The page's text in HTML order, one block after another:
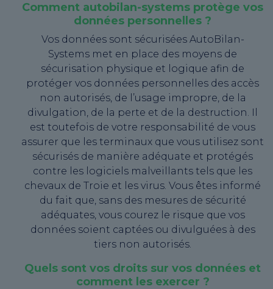
Comment autobilan-systems protège vos
données personnelles ?
Vos données sont sécurisées AutoBilan-
Systems met en place des moyens de
sécurisation physique et logique afin de
protéger vos données personnelles des accès
non autorisés, de l’usage impropre, de la
divulgation, de la perte et de la destruction. Il
est toutefois de votre responsabilité de vous
assurer que les terminaux que vous utilisez sont
sécurisés de manière adéquate et protégés
contre les logiciels malveillants tels que les
chevaux de Troie et les virus. Vous êtes informé
du fait que, sans des mesures de sécurité
adéquates, vous courez le risque que vos
données soient captées ou divulguées à des
tiers non autorisés.
Quels sont vos droits sur vos données et
comment les exercer ?